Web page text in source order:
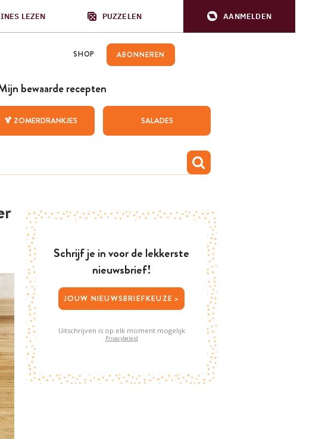
LEZEN PUZZELEN AANMELDEN
SHOP ABONNEREN
bewaarde recepten
🍹 ZOMERDRANKJES SALADES
Schrijf je in voor de lekkerste
nieuwsbrief!
JOUW NIEUWSBRIEFKEUZE >
Uitschrijven is op elk moment mogelijk
Privacybeleid